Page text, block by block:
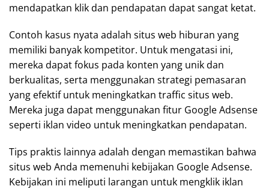
mendapatkan klik dan pendapatan dapat sangat ketat.
Contoh kasus nyata adalah situs web hiburan yang
memiliki banyak kompetitor. Untuk mengatasi ini,
mereka dapat fokus pada konten yang unik dan
berkualitas, serta menggunakan strategi pemasaran
yang efektif untuk meningkatkan traffic situs web.
Mereka juga dapat menggunakan fitur Google Adsense
seperti iklan video untuk meningkatkan pendapatan.
Tips praktis lainnya adalah dengan memastikan bahwa
situs web Anda memenuhi kebijakan Google Adsense.
Kebijakan ini meliputi larangan untuk mengklik iklan